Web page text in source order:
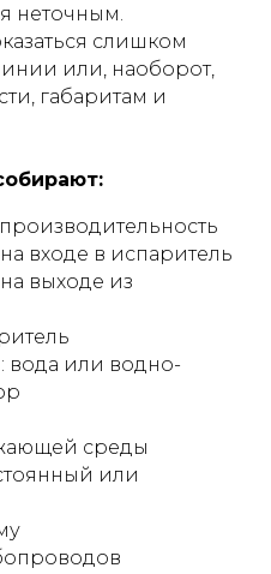
неточным.
слишком
или, наоборот,
габаритам и
входе в испаритель
выходе из
вода или водно-
среды
или